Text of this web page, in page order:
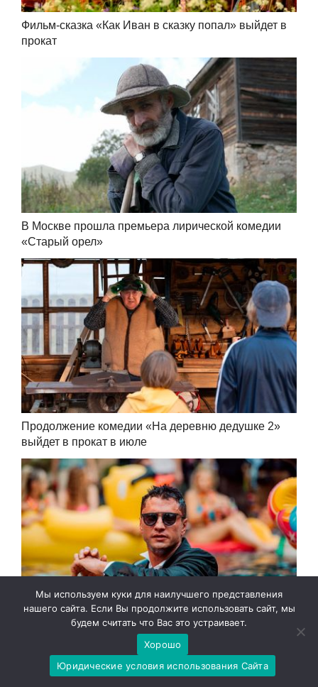
Фильм-сказка «Как Иван в сказку попал» выйдет в
прокат
В Москве прошла премьера лирической комедии
«Старый орел»
Продолжение комедии «На деревню дедушке 2»
выйдет в прокат в июле
В ОАЭ идут съемки российского фильма «Мажор в
Мы используем куки для наилучшего представления
нашего сайта. Если Вы продолжите использовать сайт, мы
будем считать что Вас это устраивает.
Хорошо
Юридические условия использования Сайта